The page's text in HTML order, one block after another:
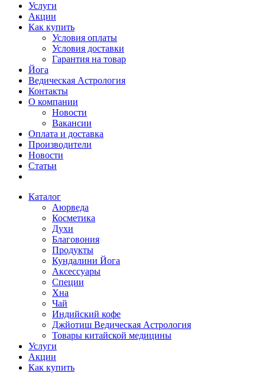
Услуги
Акции
Как купить
Условия оплаты
Условия доставки
Гарантия на товар
Йога
Ведическая Астрология
Контакты
О компании
Новости
Вакансии
Оплата и доставка
Производители
Новости
Статьи
Каталог
Аюрведа
Косметика
Духи
Благовония
Продукты
Кундалини Йога
Аксессуары
Специи
Хна
Чай
Индийский кофе
Джйотиш Ведическая Астрология
Товары китайской медицины
Услуги
Акции
Как купить